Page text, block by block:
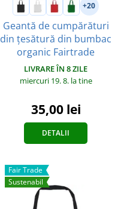
+20
Geantă de cumpărături
din țesătură din bumbac
organic Fairtrade
LIVRARE ÎN 8 ZILE
miercuri 19. 8. la tine
35,00 lei
DETALII
Fair Trade
Sustenabil